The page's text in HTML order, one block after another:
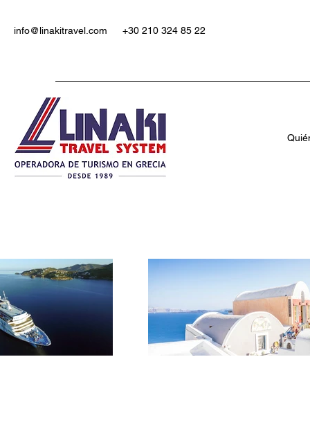
info@linakitravel.com +30 210 324 85 22